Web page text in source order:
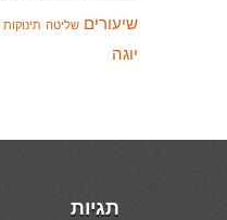
שיעורים שליטה תינוקות
יוגה
תגיות